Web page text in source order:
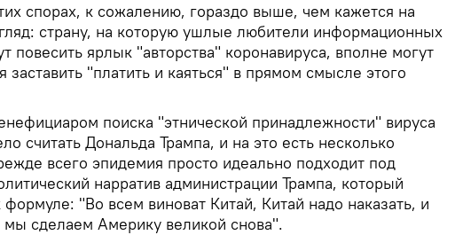
спорах, к сожалению, гораздо выше, чем кажется на
страну, на которую ушлые любители информационных
повесить ярлык "авторства" коронавируса, вполне могут
заставить "платить и каяться" в прямом смысле этого
поиска "этнической принадлежности" вируса
считать Дональда Трампа, и на это есть несколько
всего эпидемия просто идеально подходит под
нарратив администрации Трампа, который
формуле: "Во всем виноват Китай, Китай надо наказать, и
мы сделаем Америку великой снова".